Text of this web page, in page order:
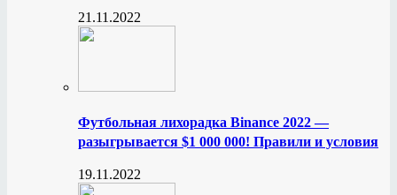
21.11.2022
Футбольная лихорадка Binance 2022 —
разыгрывается $1 000 000! Правили и условия
19.11.2022